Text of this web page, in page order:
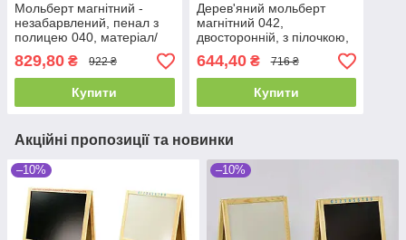
Мольберт магнітний -
незабарвлений, пенал з
полицею 040, матеріал/
829,80 ₴ 922 ₴
Купити
Дерев'яний мольберт
магнітний 042,
двосторонній, з пілочкою,
644,40₴ 716 ₴
Купити
Акційні пропозиції та новинки
–10% –10%